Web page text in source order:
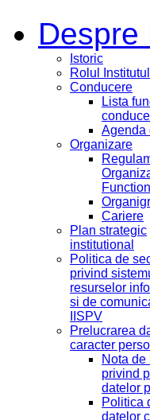
Despre
Istoric
Rolul
Conducere
Lista
Agenda
Organizare
Cariere
Plan strategic
institutional
Politica de
privind
resurselor
si de
IISPV
Prelucrarea
caracter
Nota de
privind
datelor
Politica
datelor